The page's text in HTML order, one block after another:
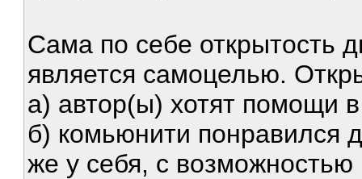
Сама по себе открытость
является самоцелью.
а) автор(ы) хотят помощи
б) комьюнити понравился
же у себя, с возможностью